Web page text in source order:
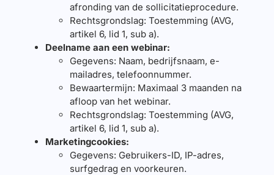
afronding van de sollicitatieprocedure.
Rechtsgrondslag: Toestemming (AVG,
artikel 6, lid 1, sub a).
Deelname aan een webinar:
Gegevens: Naam, bedrijfsnaam, e-
mailadres, telefoonnummer.
Bewaartermijn: Maximaal 3 maanden na
afloop van het webinar.
Rechtsgrondslag: Toestemming (AVG,
artikel 6, lid 1, sub a).
Marketingcookies:
Gegevens: Gebruikers-ID, IP-adres,
surfgedrag en voorkeuren.